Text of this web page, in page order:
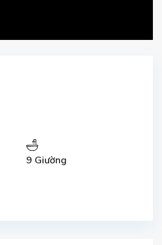
9 Giường